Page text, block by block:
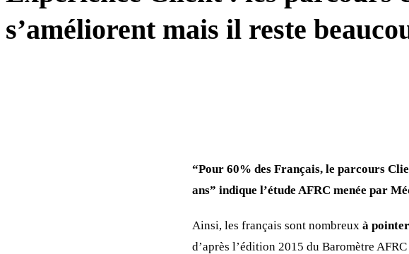
s’améliorent mais il reste
“Pour 60% des Français, le parcours
ans” indique l’étude AFRC menée par
Ainsi, les français sont nombreux à
d’après l’édition 2015 du Baromètre